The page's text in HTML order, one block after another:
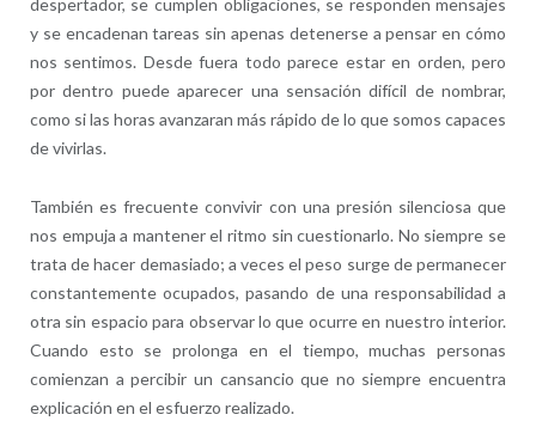
y se encadenan tareas sin apenas detenerse a pensar en cómo
nos sentimos. Desde fuera todo parece estar en orden, pero
por dentro puede aparecer una sensación difícil de nombrar,
como si las horas avanzaran más rápido de lo que somos capaces
de vivirlas.
También es frecuente convivir con una presión silenciosa que
nos empuja a mantener el ritmo sin cuestionarlo. No siempre se
trata de hacer demasiado; a veces el peso surge de permanecer
constantemente ocupados, pasando de una responsabilidad a
otra sin espacio para observar lo que ocurre en nuestro interior.
Cuando esto se prolonga en el tiempo, muchas personas
comienzan a percibir un cansancio que no siempre encuentra
explicación en el esfuerzo realizado.